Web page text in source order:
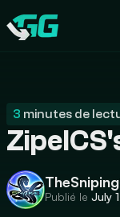
Swap.gg
CATEGORIES
3 minutes de
Publié le July